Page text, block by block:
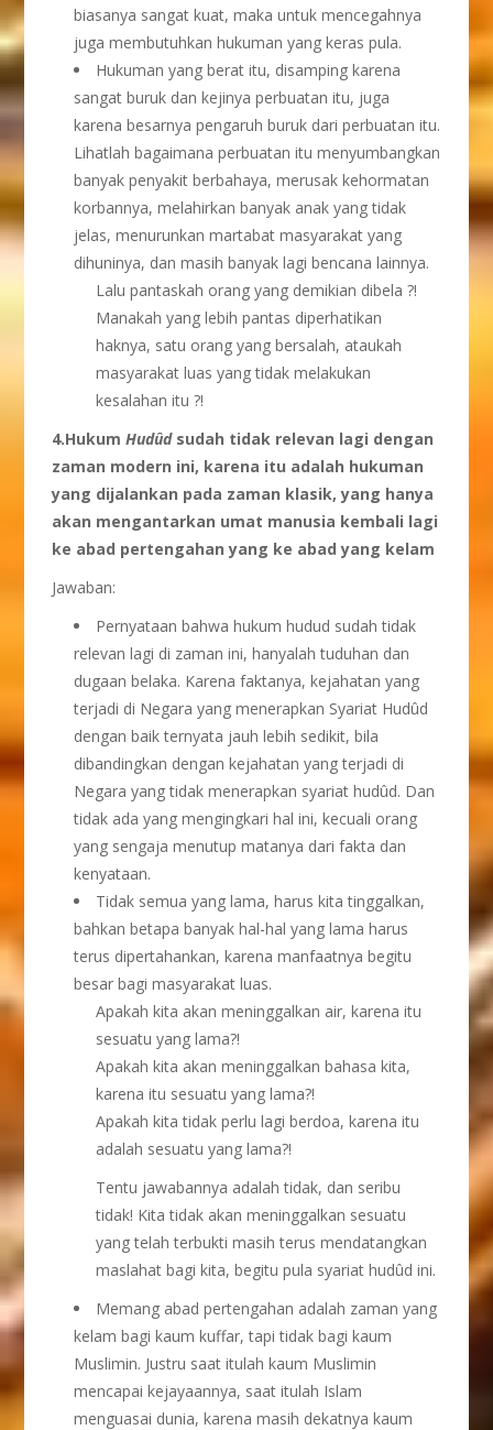
biasanya sangat kuat, maka untuk mencegahnya
juga membutuhkan hukuman yang keras pula.
Hukuman yang berat itu, disamping karena
sangat buruk dan kejinya perbuatan itu, juga
karena besarnya pengaruh buruk dari perbuatan itu.
Lihatlah bagaimana perbuatan itu menyumbangkan
banyak penyakit berbahaya, merusak kehormatan
korbannya, melahirkan banyak anak yang tidak
jelas, menurunkan martabat masyarakat yang
dihuninya, dan masih banyak lagi bencana lainnya.
Lalu pantaskah orang yang demikian dibela ?!
Manakah yang lebih pantas diperhatikan
haknya, satu orang yang bersalah, ataukah
masyarakat luas yang tidak melakukan
kesalahan itu ?!
4.Hukum Hudûdsudah tidak relevan lagi dengan
zaman modern ini, karena itu adalah hukuman
yang dijalankan pada zaman klasik, yang hanya
akan mengantarkan umat manusia kembali lagi
ke abad pertengahan yang ke abad yang kelam
Jawaban:
Pernyataan bahwa hukum hudud sudah tidak
relevan lagi di zaman ini, hanyalah tuduhan dan
dugaan belaka. Karena faktanya, kejahatan yang
terjadi di Negara yang menerapkan Syariat Hudûd
dengan baik ternyata jauh lebih sedikit, bila
dibandingkan dengan kejahatan yang terjadi di
Negara yang tidak menerapkan syariat hudûd. Dan
tidak ada yang mengingkari hal ini, kecuali orang
yang sengaja menutup matanya dari fakta dan
kenyataan.
Tidak semua yang lama, harus kita tinggalkan,
bahkan betapa banyak hal-hal yang lama harus
terus dipertahankan, karena manfaatnya begitu
besar bagi masyarakat luas.
Apakah kita akan meninggalkan air, karena itu
sesuatu yang lama?!
Apakah kita akan meninggalkan bahasa kita,
karena itu sesuatu yang lama?!
Apakah kita tidak perlu lagi berdoa, karena itu
adalah sesuatu yang lama?!
Tentu jawabannya adalah tidak, dan seribu
tidak! Kita tidak akan meninggalkan sesuatu
yang telah terbukti masih terus mendatangkan
maslahat bagi kita, begitu pula syariat hudûd ini.
Memang abad pertengahan adalah zaman yang
kelam bagi kaum kuffar, tapi tidak bagi kaum
Muslimin. Justru saat itulah kaum Muslimin
mencapai kejayaannya, saat itulah Islam
menguasai dunia, karena masih dekatnya kaum